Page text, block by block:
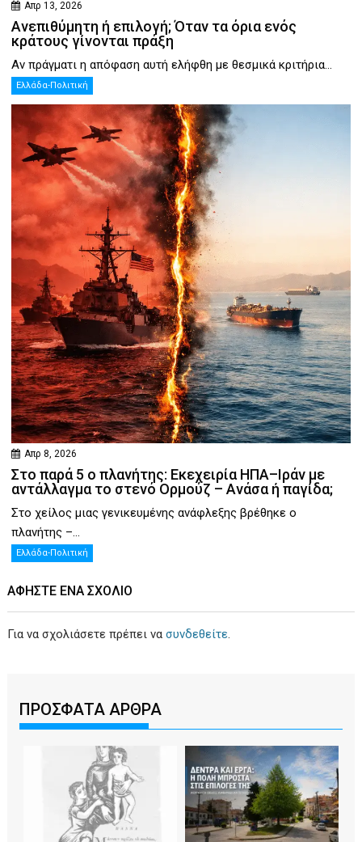
Απρ 13, 2026
Ανεπιθύμητη ή επιλογή; Όταν τα όρια ενός
κράτους γίνονται πράξη
Αν πράγματι η απόφαση αυτή ελήφθη με θεσμικά κριτήρια...
Ελλάδα-Πολιτική
Απρ 8, 2026
Στο παρά 5 ο πλανήτης: Εκεχειρία ΗΠΑ–Ιράν με
αντάλλαγμα το στενό Ορμούζ – Ανάσα ή παγίδα;
Στο χείλος μιας γενικευμένης ανάφλεξης βρέθηκε ο
πλανήτης –...
Ελλάδα-Πολιτική
ΑΦΉΣΤΕ ΕΝΑ ΣΧΌΛΙΟ
Για να σχολιάσετε πρέπει νασυνδεθείτε.
ΠΡΟΣΦΑΤΑ ΑΡΘΡΑ